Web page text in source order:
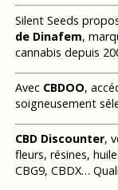
Silent Seeds
de Dinafem,
cannabis depuis
Avec CBDOO,
soigneusement
CBD Discounter,
fleurs, résines,
CBG9, CBDX…